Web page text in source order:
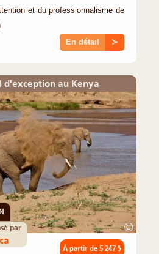
et du professionnalisme de
En détail ≻
d'exception au Kenya
©
par
À partir de 5 247 $